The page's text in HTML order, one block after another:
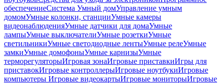
обеспечениеСистема Умный домУправление умным
домомУмные колонки, станцииУмные камеры
видеонаблюденияУмные датчики для домаУмные
лампыУмные выключателиУмные розеткиУмные
светильникиУмные светодиодные лентыУмные релеУмные
замкиУмные домофоныУмные карнизыУмные
терморегуляторыИгровая зонаИгровые приставкиИгры для
приставокИгровые контроллерыИгровые ноутбукиИгровые
компьютеры Игровые видеокартыИгровые мониторыИгровые